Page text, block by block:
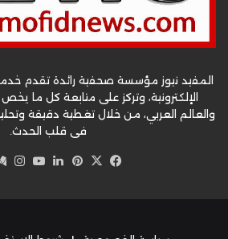
المفيد نيوز مؤسسة صحفية رائدة تقدم
الإلكترونية، وتركز على متابعة كل ما
والعالم العربي، من خلال تغطية دقيقة
في قلب الحدث.
فيسبوك
‫X بينتيريست
لينكدإن